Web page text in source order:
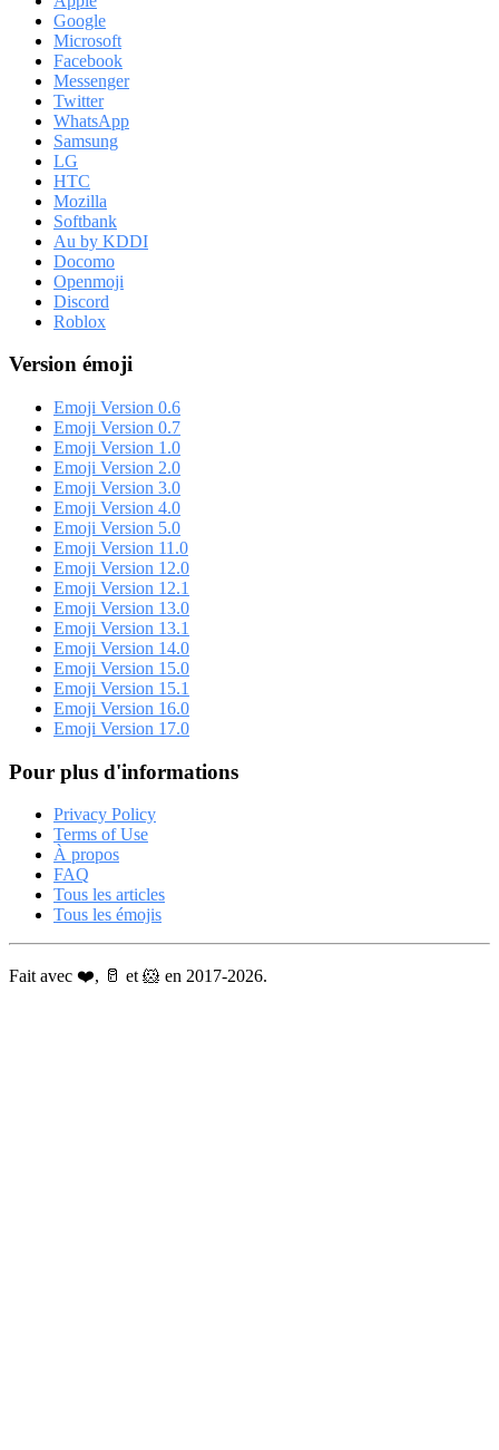
Google
Microsoft
Facebook
Messenger
Twitter
WhatsApp
Samsung
LG
HTC
Mozilla
Softbank
Au by KDDI
Docomo
Openmoji
Discord
Roblox
Version émoji
Emoji Version 0.6
Emoji Version 0.7
Emoji Version 1.0
Emoji Version 2.0
Emoji Version 3.0
Emoji Version 4.0
Emoji Version 5.0
Emoji Version 11.0
Emoji Version 12.0
Emoji Version 12.1
Emoji Version 13.0
Emoji Version 13.1
Emoji Version 14.0
Emoji Version 15.0
Emoji Version 15.1
Emoji Version 16.0
Emoji Version 17.0
Pour plus d'informations
Privacy Policy
Terms of Use
À propos
FAQ
Tous les articles
Tous les émojis
Fait avec ❤️, 🥛 et 🐹 en 2017-2026.